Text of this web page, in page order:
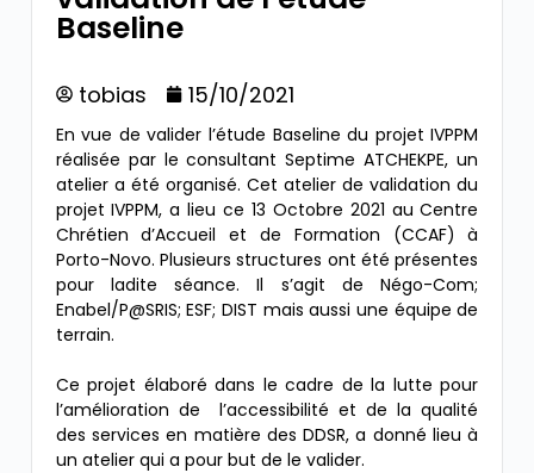
Baseline
tobias 15/10/2021
En vue de valider l’étude Baseline du projet IVPPM
réalisée par le consultant Septime ATCHEKPE, un
atelier a été organisé. Cet atelier de validation du
projet IVPPM, a lieu ce 13 Octobre 2021 au Centre
Chrétien d’Accueil et de Formation (CCAF) à
Porto-Novo. Plusieurs structures ont été présentes
pour ladite séance. Il s’agit de Négo-Com;
Enabel/P@SRIS; ESF; DIST mais aussi une équipe de
terrain.
Ce projet élaboré dans le cadre de la lutte pour
l’amélioration de l’accessibilité et de la qualité
des services en matière des DDSR, a donné lieu à
un atelier qui a pour but de le valider.